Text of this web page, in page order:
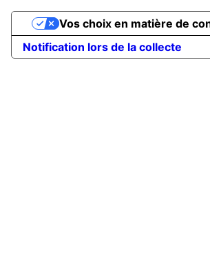
Notification lors de la collecte
Vos choix en matière de